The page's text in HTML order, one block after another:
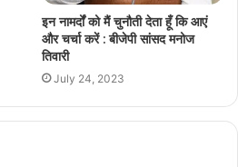
इन नामर्दों को मैं चुनौती देता हूँ कि आएं
और चर्चा करें : बीजेपी सांसद मनोज
तिवारी
July 24, 2023